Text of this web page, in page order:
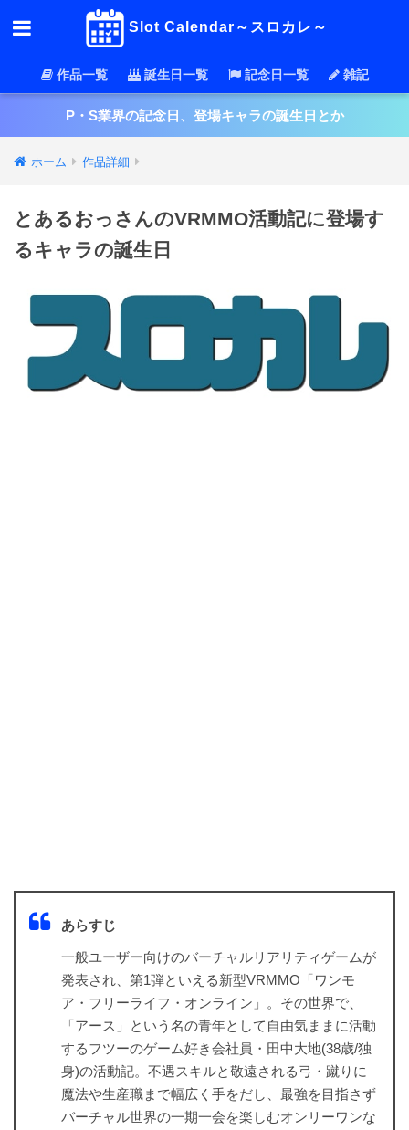
Slot Calendar～スロカレ～
作品一覧 誕生日一覧 記念日一覧 雑記
P・S業界の記念日、登場キャラの誕生日とか
ホーム 作品詳細
とあるおっさんのVRMMO活動記に登場す
るキャラの誕生日
あらすじ
一般ユーザー向けのバーチャルリアリティゲームが
発表され、第1弾といえる新型VRMMO「ワンモ
ア・フリーライフ・オンライン」。その世界で、
「アース」という名の青年として自由気ままに活動
するフツーのゲーム好き会社員・田中大地(38歳/独
身)の活動記。不遇スキルと敬遠される弓・蹴りに
魔法や生産職まで幅広く手をだし、最強を目指さず
バーチャル世界の一期一会を楽しむオンリーワンな